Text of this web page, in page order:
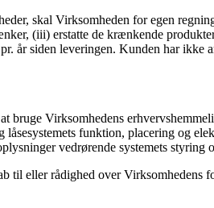
skal Virksomheden for egen
(iii) erstatte de krænkende
år siden leveringen. Kunden har ikke
Virksomhedens
funktion, placering og
vedrørende systemets styring
til eller rådighed over